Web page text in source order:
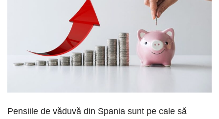
Pensiile de văduvă din Spania sunt pe cale să